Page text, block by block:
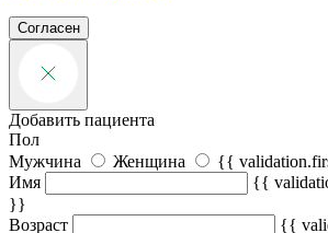
Согласен
Добавить пациента
Пол
Мужчина
Женщина
{{
Имя
{{
}}
Возраст
{{